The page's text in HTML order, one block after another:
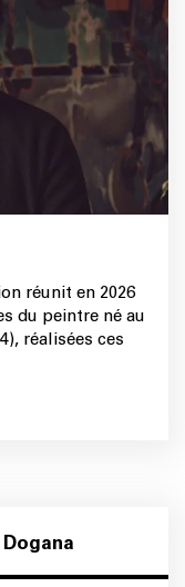
réunit en 2026
du peintre né au
réalisées ces